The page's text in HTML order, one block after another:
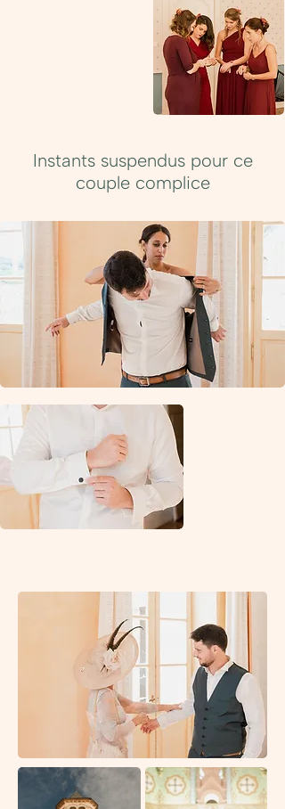
Instants suspendus pour ce
couple complice